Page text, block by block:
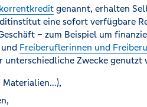
genannt, erhalten
eine sofort verfügbare
– zum Beispiel um
Freiberuflerinnen und
Zwecke genutzt